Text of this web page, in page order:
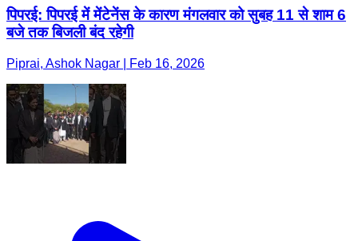
पिपरई: पिपरई में मेंटेनेंस के कारण मंगलवार को सुबह 11 से शाम 6
बजे तक बिजली बंद रहेगी
Piprai, Ashok Nagar | Feb 16, 2026